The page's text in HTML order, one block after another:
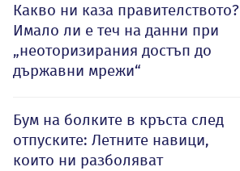
Какво ни каза правителството?
Имало ли е теч на данни при
„неоторизирания достъп до
държавни мрежи“
Бум на болките в кръста след
отпуските: Летните навици,
които ни разболяват